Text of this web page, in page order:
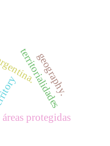
protegidas
territorialidades
geography.